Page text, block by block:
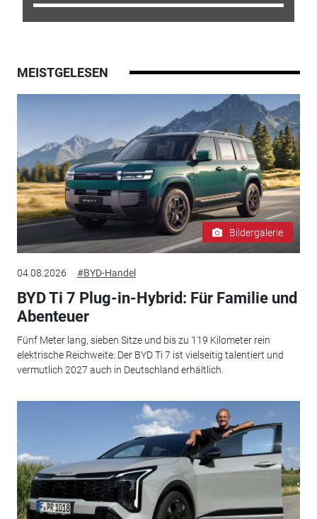
MEISTGELESEN
Bildergalerie
04.08.2026 #BYD-Handel
BYD Ti 7 Plug-in-Hybrid: Für Familie und
Abenteuer
Fünf Meter lang, sieben Sitze und bis zu 119 Kilometer rein
elektrische Reichweite: Der BYD Ti 7 ist vielseitig talentiert und
vermutlich 2027 auch in Deutschland erhältlich.